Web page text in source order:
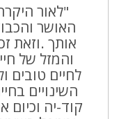
"לאור
האושר
אותך .וזאת
והמזל של
לחיים טובים
השינויים
קוד-יה